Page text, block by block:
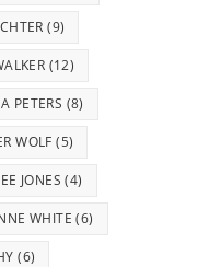
(9)
(12)
PETERS (8)
WOLF (5)
JONES (4)
WHITE (6)
(6)